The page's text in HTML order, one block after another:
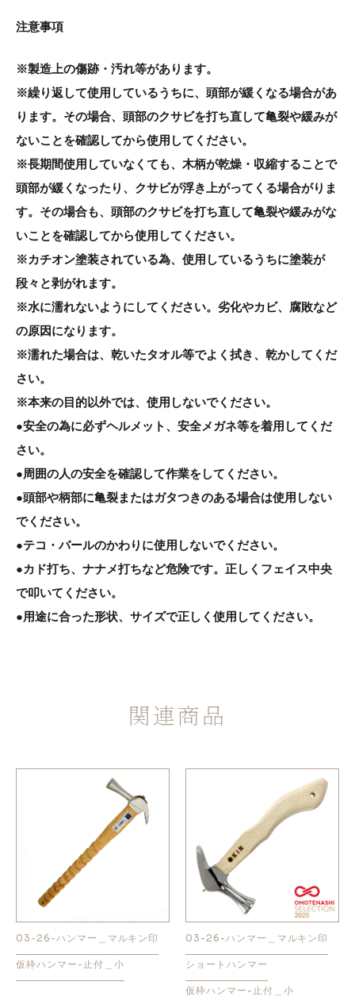
注意事項
※製造上の傷跡・汚れ等があります。
※繰り返して使用しているうちに、頭部が緩くなる場合があ
ります。その場合、頭部のクサビを打ち直して亀裂や緩みが
ないことを確認してから使用してください。
※長期間使用していなくても、木柄が乾燥・収縮することで
頭部が緩くなったり、クサビが浮き上がってくる場合がりま
す。その場合も、頭部のクサビを打ち直して亀裂や緩みがな
いことを確認してから使用してください。
※カチオン塗装されている為、使用しているうちに塗装が
段々と剥がれます。
※水に濡れないようにしてください。劣化やカビ、腐敗など
の原因になります。
※濡れた場合は、乾いたタオル等でよく拭き、乾かしてくだ
さい。
※本来の目的以外では、使用しないでください。
●安全の為に必ずヘルメット、安全メガネ等を着用してくだ
さい。
●周囲の人の安全を確認して作業をしてください。
●頭部や柄部に亀裂またはガタつきのある場合は使用しない
でください。
●テコ・バールのかわりに使用しないでください。
●カド打ち、ナナメ打ちなど危険です。正しくフェイス中央
で叩いてください。
●用途に合った形状、サイズで正しく使用してください。
関連商品
03-26-ハンマー＿マルキン印
仮枠ハンマー-止付＿小
03-26-ハンマー＿マルキン印
ショートハンマー
仮枠ハンマー-止付＿小